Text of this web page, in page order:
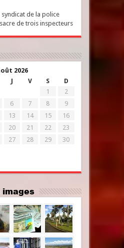
syndicat de la police
de trois inspecteurs
2026
J V S D
1
2
6 7 8
9
13 14 15
16
20 21 22
23
27 28 29
30
images